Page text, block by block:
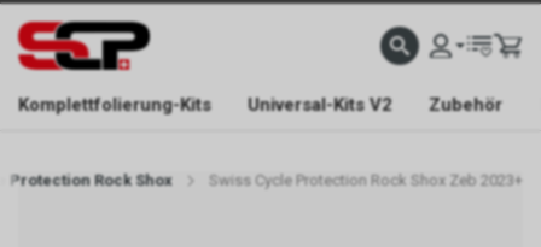
ERREICHBAR NUR WÄHREND DER ÖFFNUNGSZEITEN. GRATIS VERSAND AB
Komplettfolierung-Kits Universal-Kits V2 Zubehör
Protection Rock Shox Swiss Cycle Protection Rock Shox Zeb 2023+